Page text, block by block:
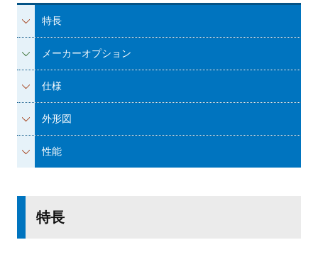
特長
メーカーオプション
仕様
外形図
性能
特長